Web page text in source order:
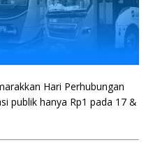
Hari Perhubungan
publik hanya Rp1 pada 17 &